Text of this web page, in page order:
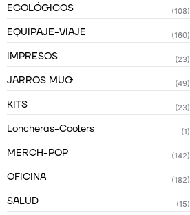
ECOLÓGICOS (108)
EQUIPAJE-VIAJE (160)
IMPRESOS (23)
JARROS MUG (49)
KITS (23)
Loncheras-Coolers (1)
MERCH-POP (142)
OFICINA (182)
SALUD (15)